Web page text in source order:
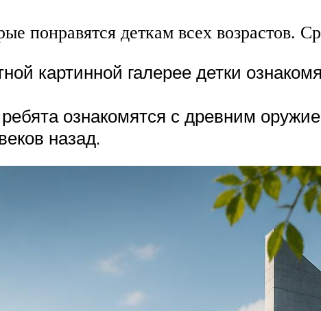
понравятся деткам всех возрастов.
картинной галерее детки
ознакомятся с древним
назад.